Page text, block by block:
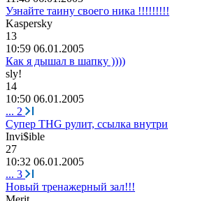
Узнайте таину своего ника !!!!!!!!!
Kaspersky
13
10:59 06.01.2005
Как я дышал в шапку ))))
sly!
14
10:50 06.01.2005
... 2
Супер THG рулит, ссылка внутри
Invi$ible
27
10:32 06.01.2005
... 3
Новый тренажерный зал!!!